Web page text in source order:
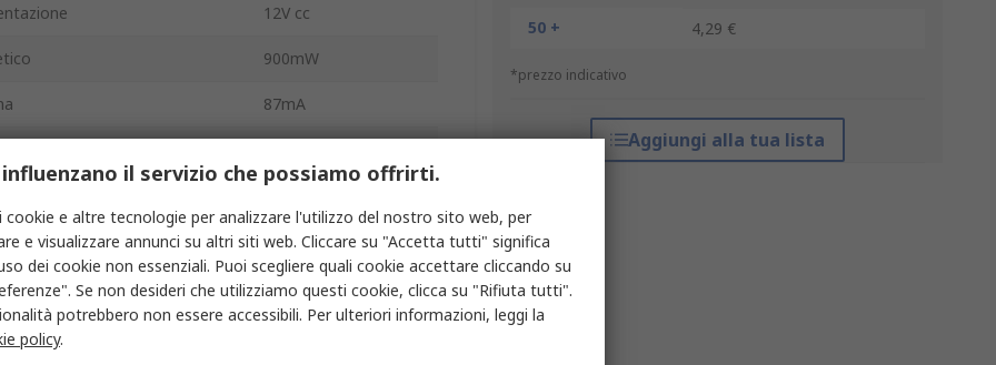
50 +
4,29 €
*prezzo indicativo
Aggiungi alla tua lista
12V cc
900mW
87mA
2400giri/min
senza terminazione Filo
il servizio che possiamo offrirti.
cookie e altre tecnologie per analizzare l'utilizzo del nostro sito web, per
e visualizzare annunci su altri siti web. Cliccare su "Accetta tutti" significa
dei cookie non essenziali. Puoi scegliere quali cookie accettare cliccando su
Se non desideri che utilizziamo questi cookie, clicca su "Rifiuta tutti".
potrebbero non essere accessibili. Per ulteriori informazioni, leggi la
policy.